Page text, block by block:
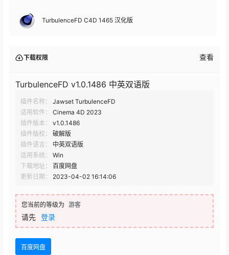
TurbulenceFD C4D 1465 汉化版
下载权限 查看
TurbulenceFD v1.0.1486 中英双语版
插件名称：
Jawset TurbulenceFD
适用软件：
Cinema 4D 2023
插件版本：
v1.0.1486
插件版权：
破解版
插件语言：
中英双语版
适用系统：
Win
下载地址：
百度网盘
更新日期：
2023-04-02 16:14:06
您当前的等级为 游客
请先 登录
百度网盘